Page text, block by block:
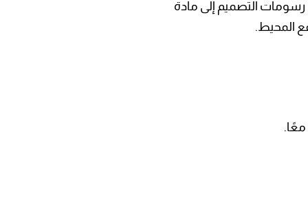
رسومات التصميم إلى مادة
المحيط.
معًا.